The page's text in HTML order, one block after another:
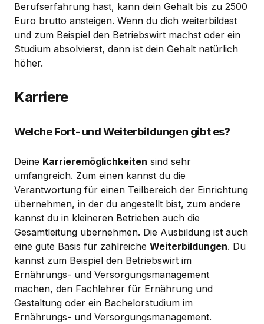
Berufserfahrung hast, kann dein Gehalt bis zu 2500
Euro brutto ansteigen. Wenn du dich weiterbildest
und zum Beispiel den Betriebswirt machst oder ein
Studium absolvierst, dann ist dein Gehalt natürlich
höher.
Karriere
Welche Fort- und Weiterbildungen gibt es?
Deine Karrieremöglichkeiten sind sehr
umfangreich. Zum einen kannst du die
Verantwortung für einen Teilbereich der Einrichtung
übernehmen, in der du angestellt bist, zum andere
kannst du in kleineren Betrieben auch die
Gesamtleitung übernehmen. Die Ausbildung ist auch
eine gute Basis für zahlreiche Weiterbildungen. Du
kannst zum Beispiel den Betriebswirt im
Ernährungs- und Versorgungsmanagement
machen, den Fachlehrer für Ernährung und
Gestaltung oder ein Bachelorstudium im
Ernährungs- und Versorgungsmanagement.